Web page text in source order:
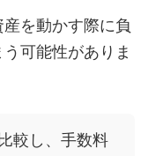
を動かす際に負
可能性がありま
較し、手数料